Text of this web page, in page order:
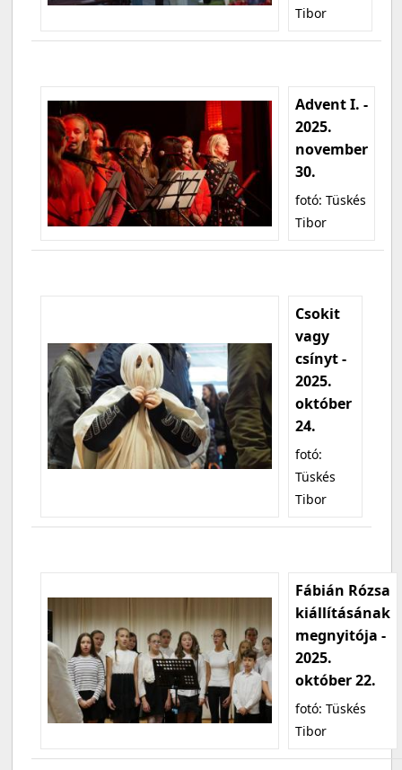
Tibor
Advent I. -
2025.
november
30.
fotó: Tüskés
Tibor
Csokit
vagy
csínyt -
2025.
október
24.
fotó:
Tüskés
Tibor
Fábián Rózsa
kiállításának
megnyitója -
2025.
október 22.
fotó: Tüskés
Tibor